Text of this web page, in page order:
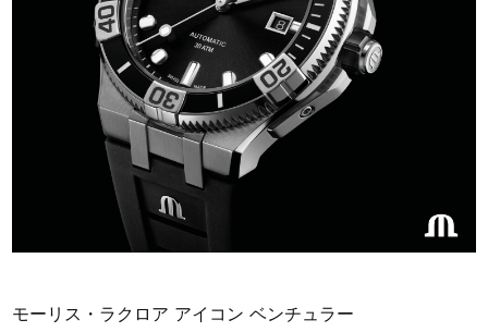
モーリス・ラクロア アイコン ベンチュラー